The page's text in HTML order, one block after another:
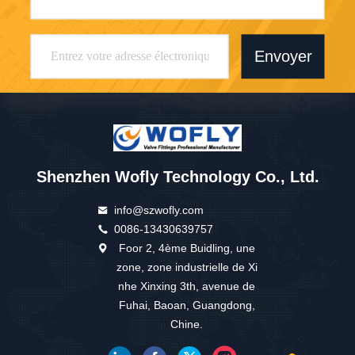
Envoyer
Shenzhen Wofly Technology Co., Ltd.
info@szwofly.com
0086-13430639757
Foor 2, 4ème Buidling, une
zone, zone industrielle de Xi
nhe Xinxing 3th, avenue de
Fuhai, Baoan, Guangdong,
Chine.